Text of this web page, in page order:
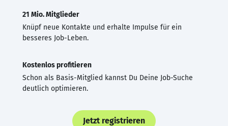
21 Mio. Mitglieder
Knüpf neue Kontakte und erhalte Impulse für ein
besseres Job-Leben.
Kostenlos profitieren
Schon als Basis-Mitglied kannst Du Deine Job-Suche
deutlich optimieren.
Jetzt registrieren